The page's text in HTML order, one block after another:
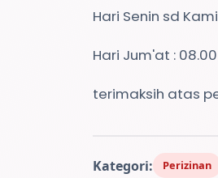
Hari Senin sd
Hari Jum'at : 08.00
terimaksih atas
Kategori: Perizinan